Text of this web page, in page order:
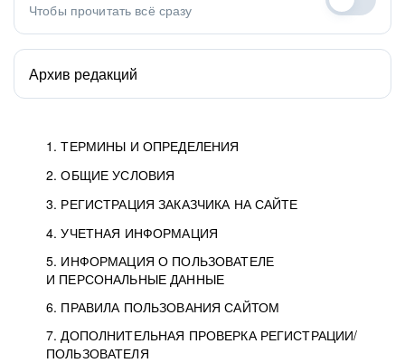
1. ТЕРМИНЫ И ОПРЕДЕЛЕНИЯ
2. ОБЩИЕ УСЛОВИЯ
3. РЕГИСТРАЦИЯ ЗАКАЗЧИКА НА САЙТЕ
4. УЧЕТНАЯ ИНФОРМАЦИЯ
5. ИНФОРМАЦИЯ О ПОЛЬЗОВАТЕЛЕ
И ПЕРСОНАЛЬНЫЕ ДАННЫЕ
6. ПРАВИЛА ПОЛЬЗОВАНИЯ САЙТОМ
7. ДОПОЛНИТЕЛЬНАЯ ПРОВЕРКА РЕГИСТРАЦИИ/
ПОЛЬЗОВАТЕЛЯ
Чтобы прочитать всё сразу
Архив редакций